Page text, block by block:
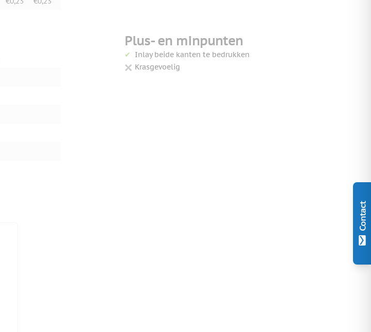
Contact
Plus- en minpunten
Inlay beide kanten te bedrukken
Krasgevoelig